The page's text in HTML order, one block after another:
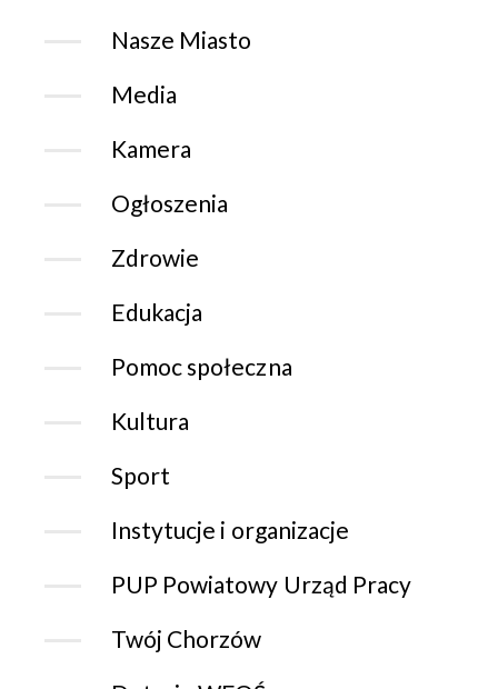
Nasze Miasto
Media
Kamera
Ogłoszenia
Zdrowie
Edukacja
Pomoc społeczna
Kultura
Sport
Instytucje i organizacje
PUP Powiatowy Urząd Pracy
Twój Chorzów